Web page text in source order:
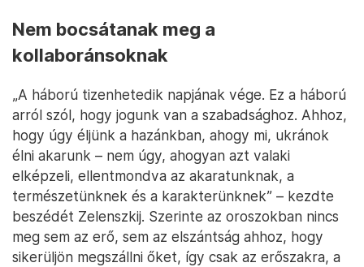
Nem bocsátanak meg a
kollaboránsoknak
„A háború tizenhetedik napjának vége. Ez a háború
arról szól, hogy jogunk van a szabadsághoz. Ahhoz,
hogy úgy éljünk a hazánkban, ahogy mi, ukránok
élni akarunk – nem úgy, ahogyan azt valaki
elképzeli, ellentmondva az akaratunknak, a
természetünknek és a karakterünknek” – kezdte
beszédét Zelenszkij. Szerinte az oroszokban nincs
meg sem az erő, sem az elszántság ahhoz, hogy
sikerüljön megszállni őket, így csak az erőszakra, a